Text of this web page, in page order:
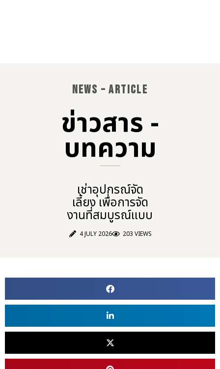
NEWS – ARTICLE
ข่าวสาร -
บทความ​
เช่าอุปกรณ์จัด
เลี้ยง เพื่อการจัด
งานที่สมบูรณ์แบบ
4 JULY 2026 203 VIEWS